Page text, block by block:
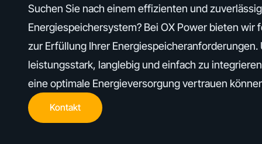
Suchen Sie nach einem effizienten und
Energiespeichersystem? Bei OX Power bieten
zur Erfüllung Ihrer
leistungsstark, langlebig und einfach zu
eine optimale Energieversorgung vertrauen
Kontakt